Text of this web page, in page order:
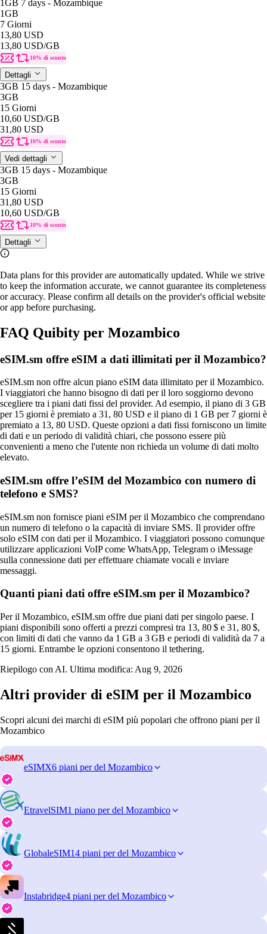
1GB 7 days - Mozambique
1GB
7 Giorni
13,80 USD
13,80 USD/GB
10% di sconto
Dettagli
3GB 15 days - Mozambique
3GB
15 Giorni
10,60 USD/GB
31,80 USD
10% di sconto
Vedi dettagli
3GB 15 days - Mozambique
3GB
15 Giorni
31,80 USD
10,60 USD/GB
10% di sconto
Dettagli
Data plans for this provider are automatically updated. While we strive
to keep the information accurate, we cannot guarantee its completeness
or accuracy. Please confirm all details on the provider's official website
or app before purchasing.
FAQ Quibity per Mozambico
eSIM.sm offre eSIM a dati illimitati per il Mozambico?
eSIM.sm non offre alcun piano eSIM data illimitato per il Mozambico.
I viaggiatori che hanno bisogno di dati per il loro soggiorno devono
scegliere tra i piani dati fissi del provider. Ad esempio, il piano di 3 GB
per 15 giorni è premiato a 31, 80 USD e il piano di 1 GB per 7 giorni è
premiato a 13, 80 USD. Queste opzioni a dati fissi forniscono un limite
di dati e un periodo di validità chiari, che possono essere più
convenienti a meno che l'utente non richieda un volume di dati molto
elevato.
eSIM.sm offre l’eSIM del Mozambico con numero di
telefono e SMS?
eSIM.sm non fornisce piani eSIM per il Mozambico che comprendano
un numero di telefono o la capacità di inviare SMS. Il provider offre
solo eSIM con dati per il Mozambico. I viaggiatori possono comunque
utilizzare applicazioni VoIP come WhatsApp, Telegram o iMessage
sulla connessione dati per effettuare chiamate vocali e inviare
messaggi.
Quanti piani dati offre eSIM.sm per il Mozambico?
Per il Mozambico, eSIM.sm offre due piani dati per singolo paese. I
piani disponibili sono offerti a prezzi compresi tra 13, 80 $ e 31, 80 $,
con limiti di dati che vanno da 1 GB a 3 GB e periodi di validità da 7 a
15 giorni. Entrambe le opzioni consentono il tethering.
Riepilogo con AI. Ultima modifica: Aug 9, 2026
Altri provider di eSIM per il Mozambico
Scopri alcuni dei marchi di eSIM più popolari che offrono piani per il
Mozambico
eSIMX6 piani per del Mozambico
EtravelSIM1 piano per del Mozambico
GlobaleSIM14 piani per del Mozambico
Instabridge4 piani per del Mozambico